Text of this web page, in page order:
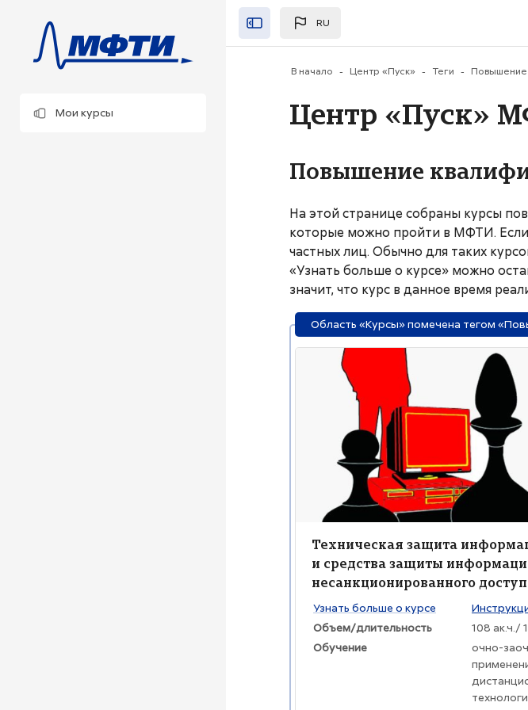
Перейти к основному содержанию
Мои курсы
Закрыть" RU
В начало Центр «Пуск» Теги Повышение
Центр «Пуск»
Повышение
На этой странице собраны курсы
которые можно пройти в МФТИ. Если
частных лиц. Обычно для таких
«Узнать больше о курсе» можно
значит, что курс в данное время
Область «Курсы» помечена тегом
Изображение курса" Техническая
Изображение курса
Название курса
Техническая защита
и средства защиты
несанкционированного
Текст краткого изложения курса:
Узнать больше о курсе
Объем/длительность
108 ак.ч./
Обучение
очно-